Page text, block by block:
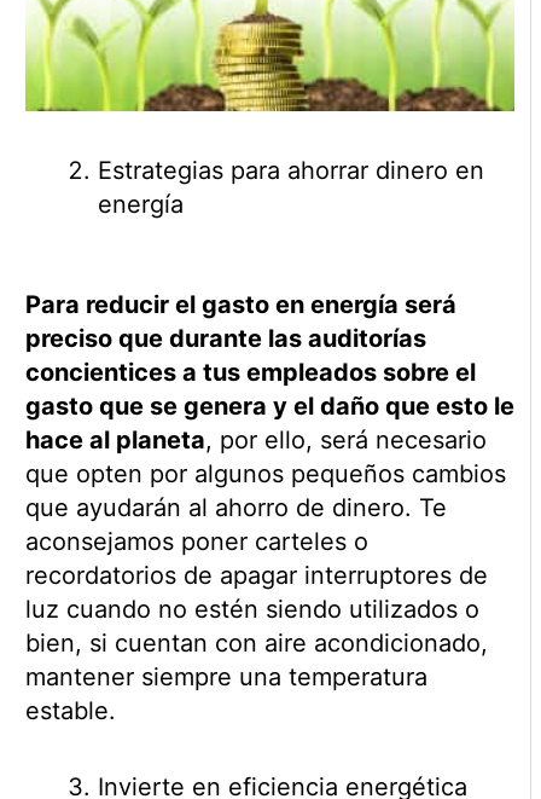
Estrategias para ahorrar dinero en
energía
Para reducir el gasto en energía será
preciso que durante las auditorías
concientices a tus empleados sobre el
gasto que se genera y el daño que esto le
hace al planeta, por ello, será necesario
que opten por algunos pequeños cambios
que ayudarán al ahorro de dinero. Te
aconsejamos poner carteles o
recordatorios de apagar interruptores de
luz cuando no estén siendo utilizados o
bien, si cuentan con aire acondicionado,
mantener siempre una temperatura
estable.
Invierte en eficiencia energética